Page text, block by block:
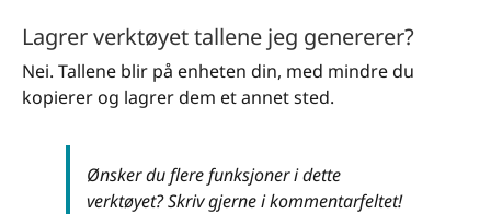
Lagrer verktøyet tallene jeg genererer?
Nei. Tallene blir på enheten din, med mindre du
kopierer og lagrer dem et annet sted.
Ønsker du flere funksjoner i dette
verktøyet? Skriv gjerne i kommentarfeltet!